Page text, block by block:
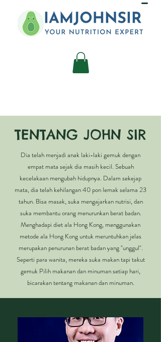
TENTANG JOHN SIR
Dia telah menjadi anak laki-laki gemuk dengan
empat mata sejak dia masih kecil. Sebuah
kecelakaan mengubah hidupnya. Dalam sekejap
mata, dia telah kehilangan 40 pon lemak selama 23
tahun. Bisa masak, suka mengajarkan nutrisi, dan
suka membantu orang menurunkan berat badan.
Menghadapi diet ala Hong Kong, menggunakan
metode ala Hong Kong untuk meruntuhkan jelas
merupakan penurunan berat badan yang "unggul".
Seperti para wanita, mereka suka makan tapi takut
gemuk Pilih makanan dan minuman setiap hari,
bicarakan tentang makanan dan minuman.